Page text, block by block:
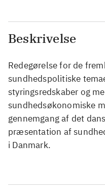
Beskrivelse
Redegørelse for de
sundhedspolitiske
styringsredskaber og
sundhedsøkonomiske
gennemgang af det
præsentation af
i Danmark.